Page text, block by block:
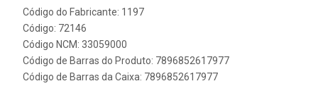
Código do Fabricante: 1197
Código: 72146
Código NCM: 33059000
Código de Barras do Produto: 7896852617977
Código de Barras da Caixa: 7896852617977